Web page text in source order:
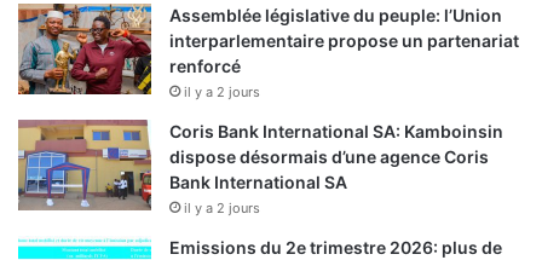
Assemblée législative du peuple: l’Union
interparlementaire propose un partenariat
renforcé
il y a 2 jours
Coris Bank International SA: Kamboinsin
dispose désormais d’une agence Coris
Bank International SA
il y a 2 jours
Emissions du 2e trimestre 2026: plus de